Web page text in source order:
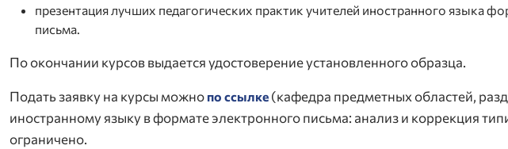
презентация лучших педагогических практик учителей иностранного
письма.
По окончании курсов выдается удостоверение установленного образца.
Подать заявку на курсы можно по ссылке (кафедра предметных областей,
иностранному языку в формате электронного письма: анализ и коррекция
ограничено.